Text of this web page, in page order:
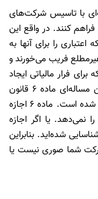
با تاسیس شرکت‌های
فراهم کنند. در واقع این
اعتباری را برای آنها به
فریب می‌خورند و
فرار مالیاتی ایجاد
شده منصوب می‌شوند. برای پیش‌گیری از چنین مساله‌ای ماده ۶ قانون
پایانه‌های فروشگاهی و سامانه مودیان تصویب شده است. ماده ۶ اجازه
نمی‌دهد. یا اگر اجازه
شده‌اید. بنابراین
شما صوری نیست یا